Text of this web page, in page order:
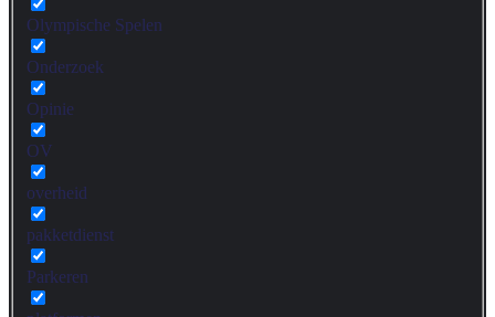
Olympische Spelen
Onderzoek
Opinie
OV
overheid
pakketdienst
Parkeren